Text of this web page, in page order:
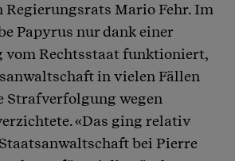
Regierungsrats Mario Fehr. Im
Papyrus nur dank einer
vom Rechtsstaat funktioniert,
in vielen Fällen
Strafverfolgung wegen
«Das ging relativ
bei Pierre